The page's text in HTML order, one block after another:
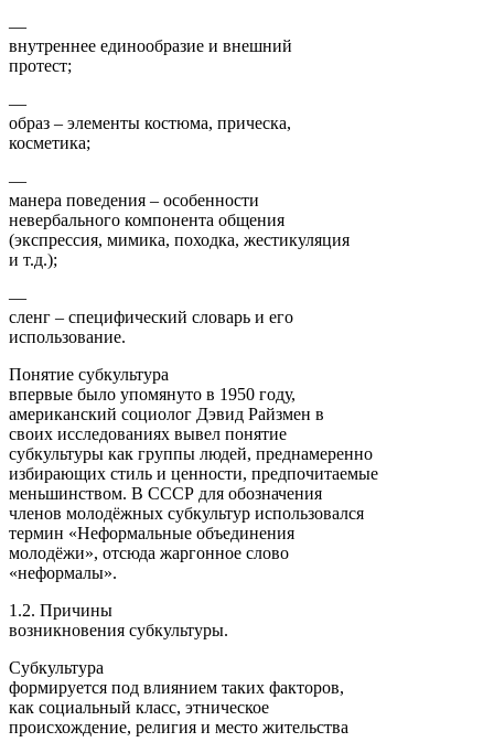
—
внутреннее единообразие и внешний
протест;
—
образ – элементы костюма, прическа,
косметика;
—
манера поведения – особенности
невербального компонента общения
(экспрессия, мимика, походка, жестикуляция
и т.д.);
—
сленг – специфический словарь и его
использование.
Понятие субкультура
впервые было упомянуто в 1950 году,
американский социолог Дэвид Райзмен в
своих исследованиях вывел понятие
субкультуры как группы людей, преднамеренно
избирающих стиль и ценности, предпочитаемые
меньшинством. В СССР для обозначения
членов молодёжных субкультур использовался
термин «Неформальные объединения
молодёжи», отсюда жаргонное слово
«неформалы».
1.2. Причины
возникновения субкультуры.
Субкультура
формируется под влиянием таких факторов,
как социальный класс, этническое
происхождение, религия и место жительства